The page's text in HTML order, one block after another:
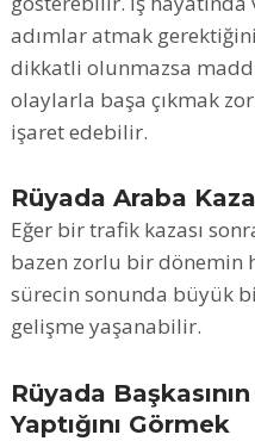
adımlar atmak
dikkatli olunmazsa maddi
olaylarla başa çıkmak
işaret edebilir.
Rüyada Araba
Eğer bir trafik kazası
bazen zorlu bir dönemin
sürecin sonunda büyük
gelişme yaşanabilir.
Rüyada
Yaptığını Görmek